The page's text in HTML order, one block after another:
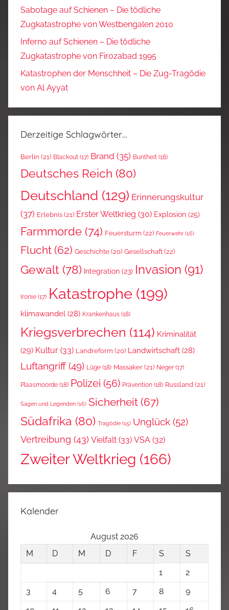
Sabotage auf Schienen – Die tödliche
Zugkatastrophe von Westbengalen 2010
Inferno auf Schienen – Die tödliche
Zugkatastrophe von Firozabad 1995
Katastrophen der Menschheit – Die Zug-Tragödie
von Al Ayyat
Derzeitige Schlagwörter…
Berlin (21) Blackout (17) Brand (35) Buntheit (18)
Deutsches Reich (80)
Deutschland (129) Erinnerungskultur
(37) Erlebnis (21) Erster Weltkrieg (30) Explosion (25)
Farmmorde (74) Feuersturm (22) Feuerwehr (16)
Flucht (62) Geschichte (20) Gesellschaft(22)
Gewalt (78) Integration (23) Invasion (91)
Ironie (17) Katastrophe (199)
klimawandel (28) Krankenhaus (18)
Kriegsverbrechen (114) Kriminalität
(29) Kultur (33) Landreform (20) Landwirtschaft (28)
Luftangriff (49) Lüge (18) Massaker (21) Neger (17)
Plaasmoorde (18) Polizei (56) Prävention (18) Russland (21)
Sagen und Legenden (16) Sicherheit (67)
Südafrika (80) Tragödie (15) Unglück (52)
Vertreibung (43) Vielfalt (33) VSA (32)
Zweiter Weltkrieg (166)
Kalender
August 2026
M
D M D F S
S
1
2
3
4 5 6 7 8
9